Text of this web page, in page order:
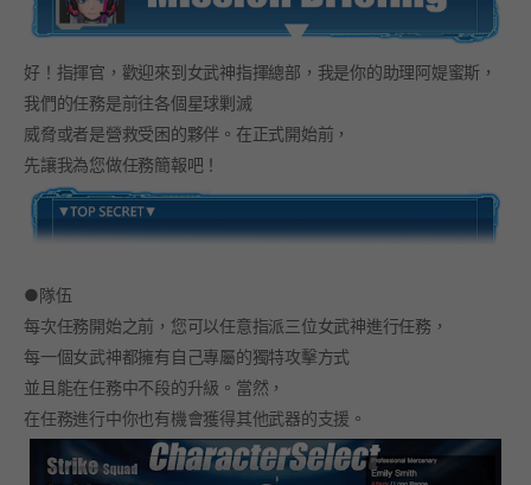
好！指揮官，歡迎來到女武神指揮總部，我是你的助理阿媞蜜斯，
我們的任務是前往各個星球剿滅
威脅或者是營救受困的夥伴。在正式開始前，
先讓我為您做任務簡報吧！
●隊伍
每次任務開始之前，您可以任意指派三位女武神進行任務，
每一個女武神都擁有自己專屬的獨特攻擊方式
並且能在任務中不段的升級。當然，
在任務進行中你也有機會獲得其他武器的支援。